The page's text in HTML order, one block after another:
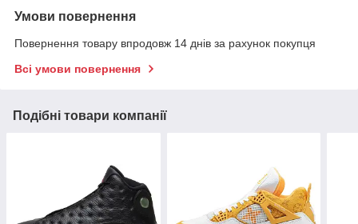
Умови повернення
Повернення товару впродовж 14 днів за рахунок покупця
Всі умови повернення
Подібні товари компанії